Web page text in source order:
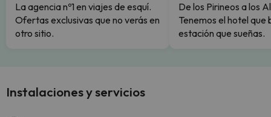
La agencia nº1 en viajes de esquí.
Ofertas exclusivas que no verás en
otro sitio.
De los Pirineos a los
Tenemos el hotel que
estación que sueñas.
Instalaciones y servicios